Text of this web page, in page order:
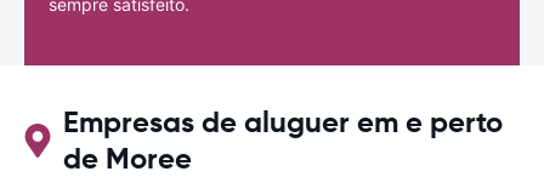
Empresas de aluguer em e perto
de Moree